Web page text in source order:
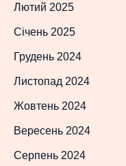
Лютий 2025
Січень 2025
Грудень 2024
Листопад 2024
Жовтень 2024
Вересень 2024
Серпень 2024